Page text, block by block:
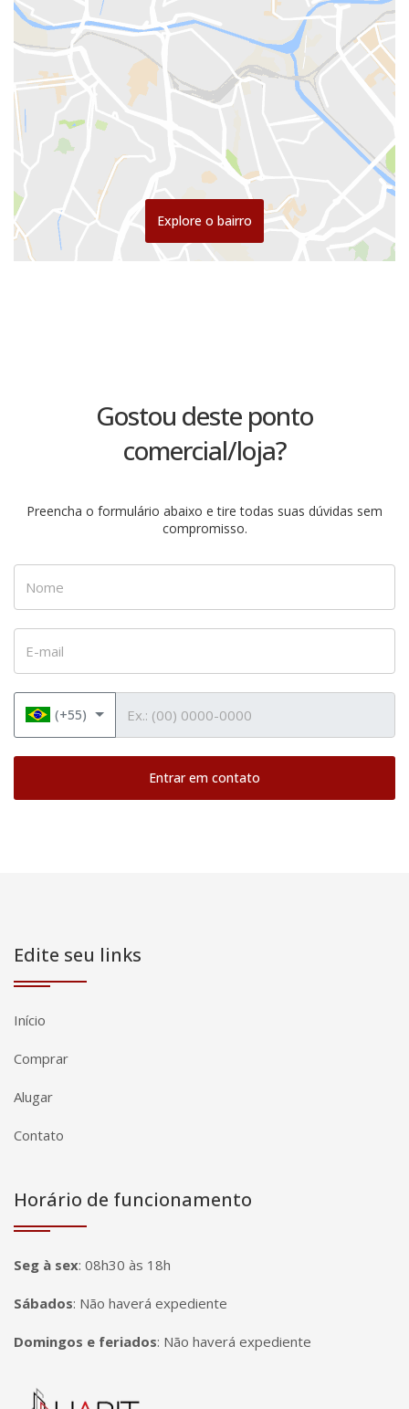
Explore o bairro
Gostou deste ponto
comercial/loja?
Preencha o formulário abaixo e tire todas suas dúvidas sem
compromisso.
(+55)
Entrar em contato
Edite seu links
Início
Comprar
Alugar
Contato
Horário de funcionamento
Seg à sex: 08h30 às 18h
Sábados: Não haverá expediente
Domingos e feriados: Não haverá expediente
Página inicial